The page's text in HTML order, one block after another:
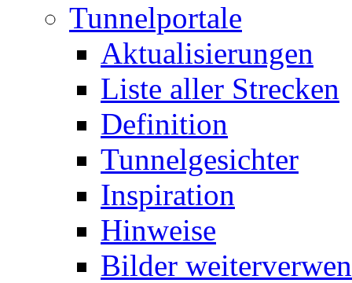
Tunnelportale
Aktualisierungen
Liste aller Strecken
Definition
Tunnelgesichter
Inspiration
Hinweise
Bilder